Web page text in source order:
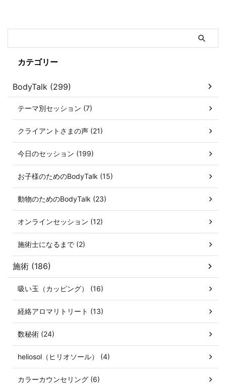
カテゴリー
BodyTalk (299)
テーマ別セッション (7)
クライアントさまの声 (21)
今日のセッション (199)
お子様のためのBodyTalk (15)
動物のためのBodyTalk (23)
オンラインセッション (12)
施術士になるまで (2)
施術 (186)
吸い玉（カッピング） (16)
経絡アロマリトリート (13)
数秘術 (24)
heliosol（ヒリオソール） (4)
カラーカウンセリング (6)